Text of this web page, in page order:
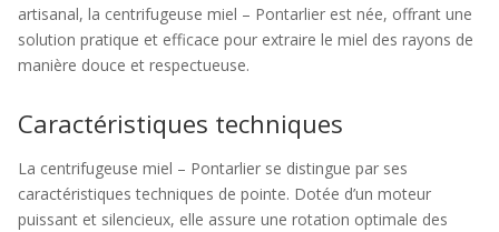
artisanal, la centrifugeuse miel – Pontarlier est née, offrant une
solution pratique et efficace pour extraire le miel des rayons de
manière douce et respectueuse.
Caractéristiques techniques
La centrifugeuse miel – Pontarlier se distingue par ses
caractéristiques techniques de pointe. Dotée d’un moteur
puissant et silencieux, elle assure une rotation optimale des